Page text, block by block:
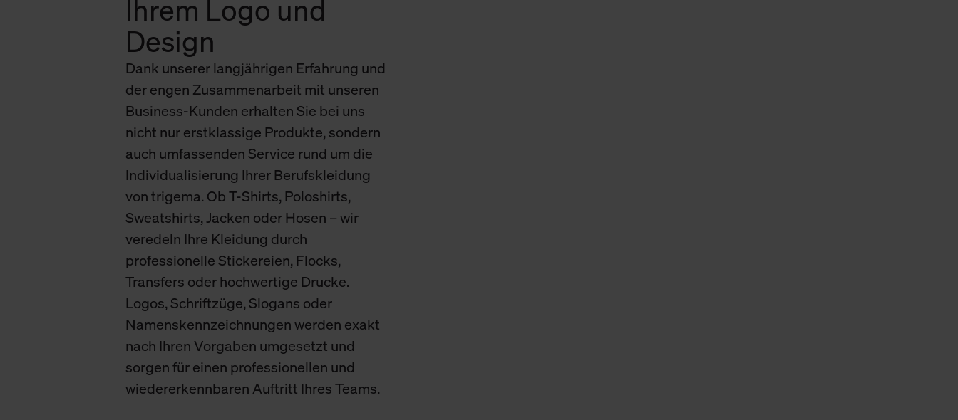
verbundene Verwendung der Cookies sowie die bis zum Zeitpunkt der Änderung gesammelten Daten.
Weitere Informationen über Cookies und Web-Technologien sowie die Nutzung Ihrer persönlichen Daten finden Sie in
unserer Datenschutzerklärung.
Ihrem Logo und
Design
Dank unserer langjährigen Erfahrung und
der engen Zusammenarbeit mit unseren
Business-Kunden erhalten Sie bei uns
nicht nur erstklassige Produkte, sondern
auch umfassenden Service rund um die
Individualisierung Ihrer Berufskleidung
von trigema. Ob T-Shirts, Poloshirts,
Sweatshirts, Jacken oder Hosen – wir
veredeln Ihre Kleidung durch
professionelle Stickereien, Flocks,
Transfers oder hochwertige Drucke.
Logos, Schriftzüge, Slogans oder
Namenskennzeichnungen werden exakt
nach Ihren Vorgaben umgesetzt und
sorgen für einen professionellen und
wiedererkennbaren Auftritt Ihres Teams.